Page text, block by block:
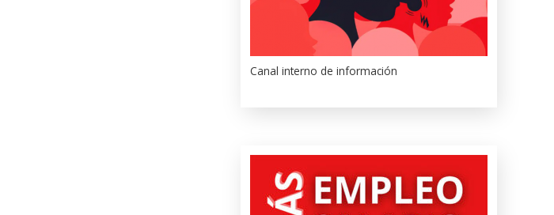
Canal interno de información